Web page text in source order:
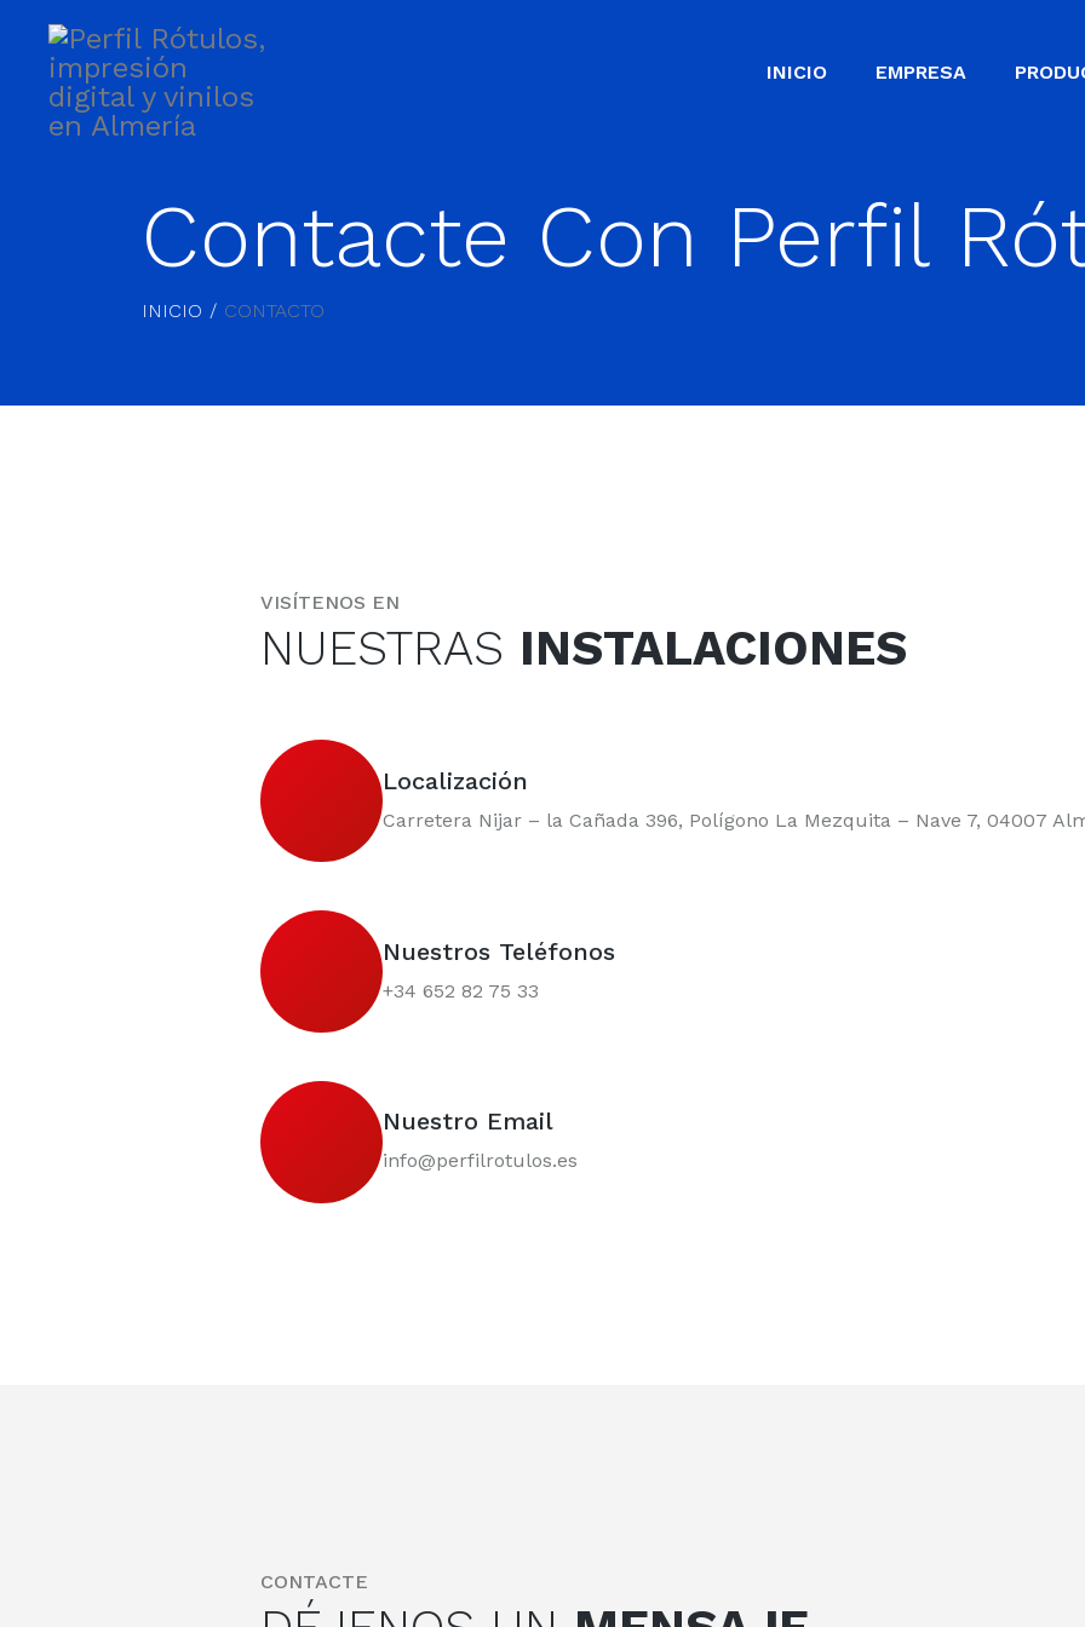
INICIO EMPRESA
Contacte Con Perfil
INICIO CONTACTO
VISÍTENOS EN
NUESTRAS INSTALACIONES
Localización
Carretera Nijar – la Cañada 396, Polígono La Mezquita – Nave 7, 04007
Nuestros Teléfonos
+34 652 82 75 33
Nuestro Email
info@perfilrotulos.es
CONTACTE